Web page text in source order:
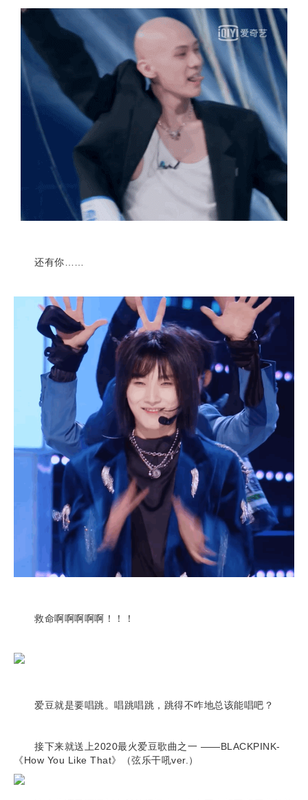
还有你……
救命啊啊啊啊啊！！！
爱豆就是要唱跳。唱跳唱跳，跳得不咋地总该能唱吧？
接下来就送上2020最火爱豆歌曲之一 ——BLACKPINK-
《How You Like That》（弦乐干吼ver.）